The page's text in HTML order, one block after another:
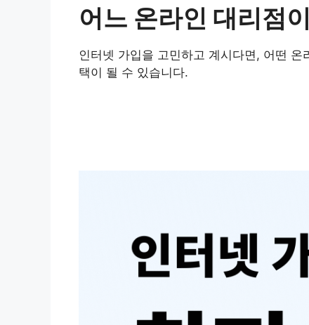
어느 온라인 대리점
인터넷 가입을 고민하고 계시다면, 어떤
택이 될 수 있습니다.